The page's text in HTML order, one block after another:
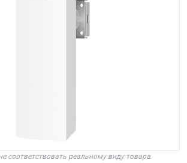
соответствовать реальному виду товара